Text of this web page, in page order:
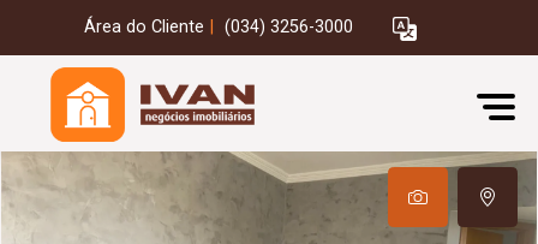
Área do Cliente (034) 3256-3000